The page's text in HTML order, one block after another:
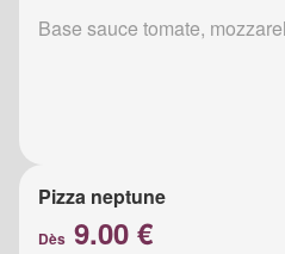
Base sauce tomate,
Pizza neptune
Dès 9.00 €